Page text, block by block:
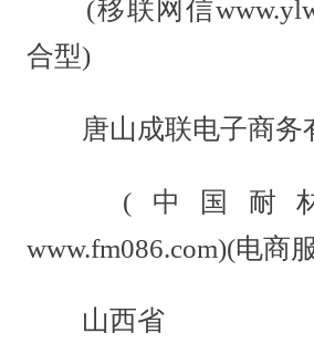
(移联网信
合型)
唐山成联电子商务
(中国耐材
www.fm086.com)(电商
山西省